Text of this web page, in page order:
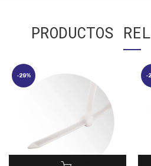
PRODUCTOS
-29% -